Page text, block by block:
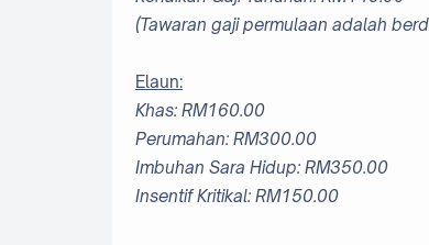
(Tawaran gaji permulaan adalah
Elaun:
Khas: RM160.00
Perumahan: RM300.00
Imbuhan Sara Hidup: RM350.00
Insentif Kritikal: RM150.00